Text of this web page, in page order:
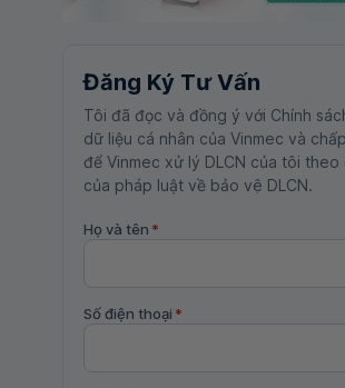
Đăng Ký Tư Vấn
Tôi đã đọc và đồng ý với Chính
dữ liệu cá nhân của Vinmec và
để Vinmec xử lý DLCN của tôi theo
của pháp luật về bảo vệ DLCN.
Họ và tên *
Số điện thoại *